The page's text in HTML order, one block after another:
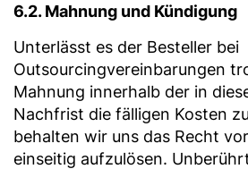
6.2. Mahnung und Kündigung
Unterlässt es der Besteller bei
Outsourcingvereinbarungen
Mahnung innerhalb der in
Nachfrist die fälligen Kosten
behalten wir uns das Recht
einseitig aufzulösen.